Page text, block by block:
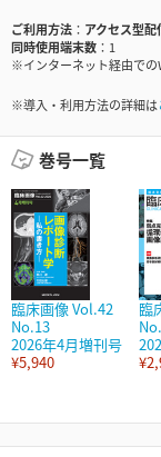
ご利用方法
アクセス型配
同時使用端末数
1
※インターネット経由での
※導入・利用方法の詳細は
巻号一覧
臨床画像 Vol.42
No.13
2026年4月増刊号
¥5,940
臨